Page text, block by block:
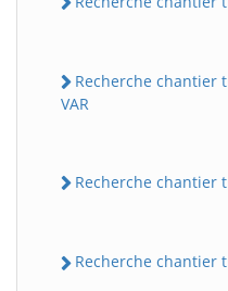
Recherche chantier
VAR
Recherche chantier
Recherche chantier